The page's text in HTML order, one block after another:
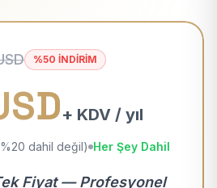
%50 İNDİRİM
+ KDV / yıl
%20 dahil değil) Her Şey Dahil
Fiyat — Profesyonel